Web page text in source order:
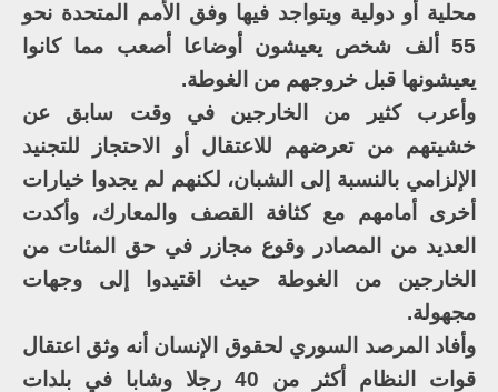
محلية أو دولية ويتواجد فيها وفق الأمم المتحدة نحو
55 ألف شخص يعيشون أوضاعا أصعب مما كانوا
يعيشونها قبل خروجهم من الغوطة.
وأعرب كثير من الخارجين في وقت سابق عن
خشيتهم من تعرضهم للاعتقال أو الاحتجاز للتجنيد
الإلزامي بالنسبة إلى الشبان، لكنهم لم يجدوا خيارات
أخرى أمامهم مع كثافة القصف والمعارك، وأكدت
العديد من المصادر وقوع مجازر في حق المئات من
الخارجين من الغوطة حيث اقتيدوا إلى وجهات
مجهولة.
وأفاد المرصد السوري لحقوق الإنسان أنه وثق اعتقال
قوات النظام أكثر من 40 رجلا وشابا في بلدات